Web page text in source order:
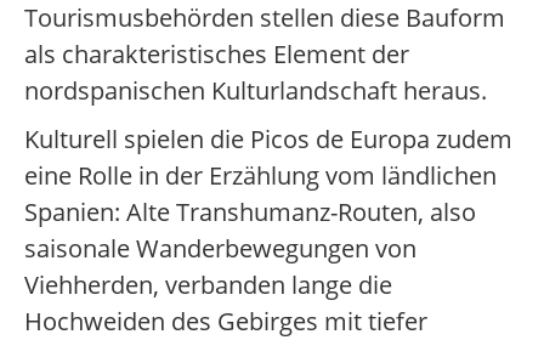
Tourismusbehörden stellen diese Bauform
als charakteristisches Element der
nordspanischen Kulturlandschaft heraus.
Kulturell spielen die Picos de Europa zudem
eine Rolle in der Erzählung vom ländlichen
Spanien: Alte Transhumanz-Routen, also
saisonale Wanderbewegungen von
Viehherden, verbanden lange die
Hochweiden des Gebirges mit tiefer